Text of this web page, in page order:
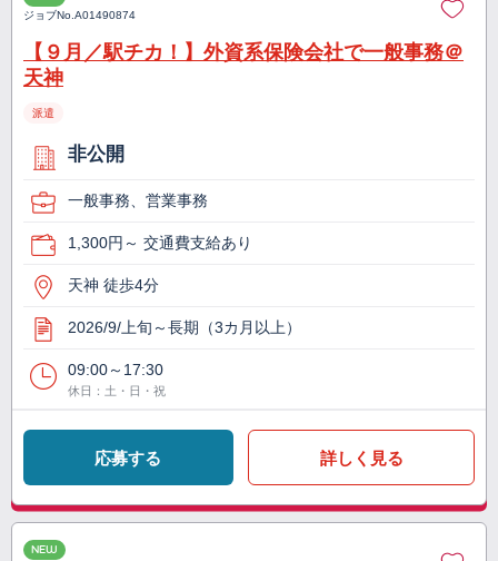
ジョブNo.A01490874
【９月／駅チカ！】外資系保険会社で一般事務＠
天神
派遣
非公開
一般事務、営業事務
1,300円～ 交通費支給あり
天神 徒歩4分
2026/9/上旬～長期（3カ月以上）
09:00～17:30
休日：土・日・祝
応募する 詳しく見る
NEW